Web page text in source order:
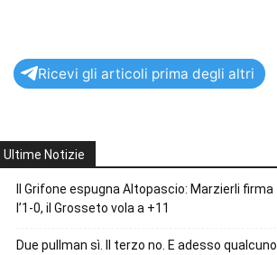
Ricevi gli articoli prima degli altri
Ultime Notizie
Il Grifone espugna Altopascio: Marzierli firma
l’1-0, il Grosseto vola a +11
Due pullman sì. Il terzo no. E adesso qualcuno